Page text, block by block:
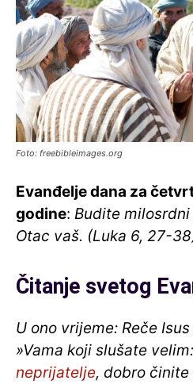
Foto: freebibleimages.org
Evanđelje dana za
godine: Budite
Otac vaš. (Luka 6, 27-
Čitanje svetog
U ono vrijeme: Reče
»Vama koji slušate velim:
neprijatelje, dobro